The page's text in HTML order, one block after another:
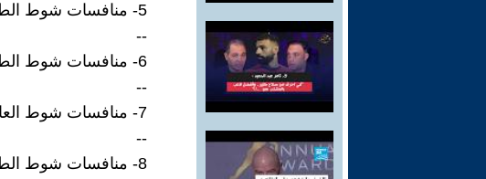
5- منافسات شوط الطيارة اللاسلكية للشيوخ.
--
6- منافسات شوط الطيارة اللاسلكية للشيةخ جرناس.
--
7- منافسات شوط العامة الطيارة اللاسلكية للعامة فرخ.
--
8- منافسات شوط الطيارة اللاسلكية العانة جرناس.